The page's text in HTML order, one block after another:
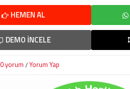
HEMEN AL
DEMO İNCELE
0 yorum /Yorum Yap